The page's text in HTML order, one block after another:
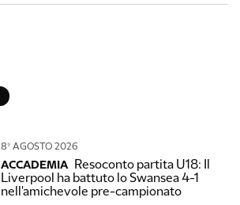
8º AGOSTO 2026
ACCADEMIA
Resoconto partita U18: Il
Liverpool ha battuto lo Swansea 4-1
nell'amichevole pre-campionato